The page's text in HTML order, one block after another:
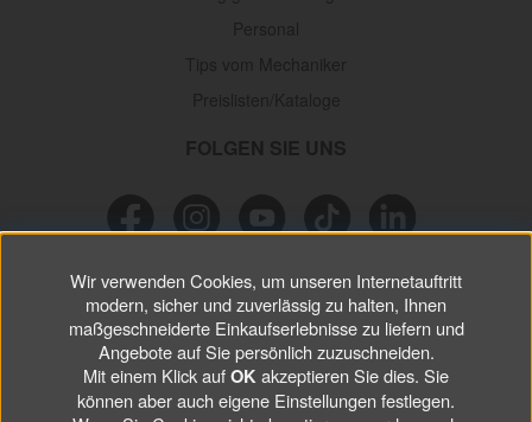
NEWSLETTER
Verpassen Sie keine Sonderaktionen, wichtigen Informationen und
nützlichen Tips.
Wir verwenden Cookies, um unseren Internetauftritt
modern, sicher und zuverlässig zu halten, Ihnen
maßgeschneiderte Einkaufserlebnisse zu liefern und
Angebote auf Sie persönlich zuzuschneiden.
Mit einem Klick aufOKakzeptieren Sie dies. Sie
können aber auch eigene Einstellungen festlegen.